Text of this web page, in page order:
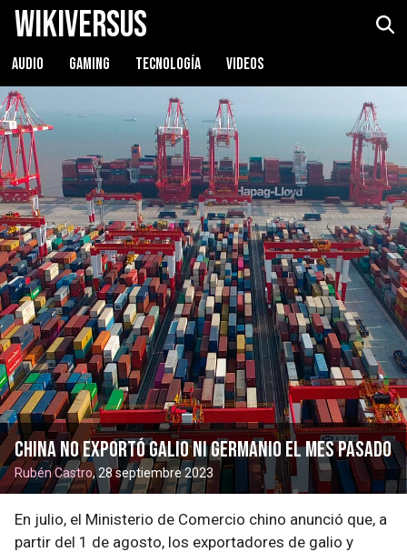
WikiVersus
AUDIO GAMING TECNOLOGÍA VIDEOS
China no exportó galio ni germanio el mes pasado
Rubén Castro, 28 septiembre 2023
En julio, el Ministerio de Comercio chino anunció que, a
partir del 1 de agosto, los exportadores de galio y